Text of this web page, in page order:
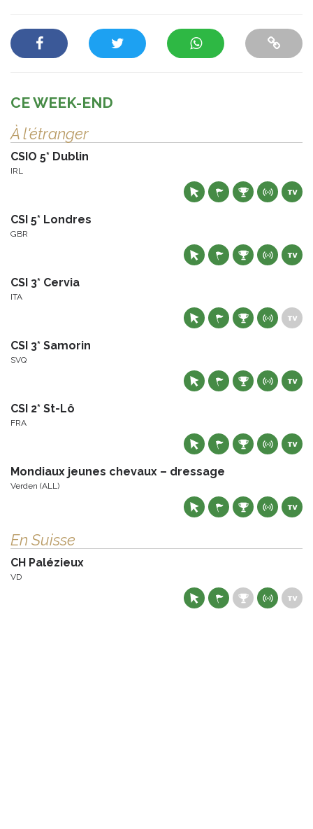
CE WEEK-END
À l'étranger
CSIO 5* Dublin
IRL
CSI 5* Londres
GBR
CSI 3* Cervia
ITA
CSI 3* Samorin
SVQ
CSI 2* St-Lô
FRA
Mondiaux jeunes chevaux – dressage
Verden (ALL)
En Suisse
CH Palézieux
VD